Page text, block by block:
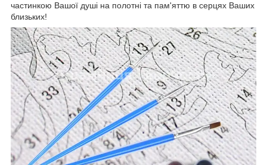
частинкою Вашої душі на полотні та пам'яттю в серцях Ваших
близьких!